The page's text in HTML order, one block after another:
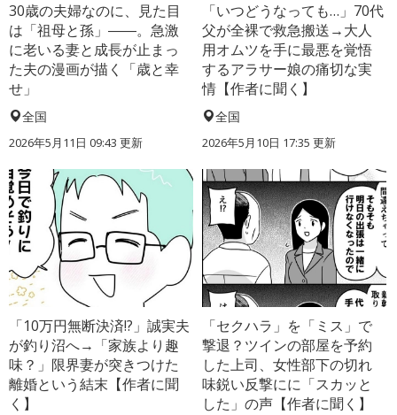
30歳の夫婦なのに、見た目
は「祖母と孫」――。急激
に老いる妻と成長が止まっ
た夫の漫画が描く「歳と幸
せ」
全国
2026年5月11日 09:43 更新
「いつどうなっても…」70代
父が全裸で救急搬送→大人
用オムツを手に最悪を覚悟
するアラサー娘の痛切な実
情【作者に聞く】
全国
2026年5月10日 17:35 更新
「10万円無断決済!?」誠実夫
が釣り沼へ→「家族より趣
味？」限界妻が突きつけた
離婚という結末【作者に聞
く】
「セクハラ」を「ミス」で
撃退？ツインの部屋を予約
した上司、女性部下の切れ
味鋭い反撃にに「スカッと
した」の声【作者に聞く】